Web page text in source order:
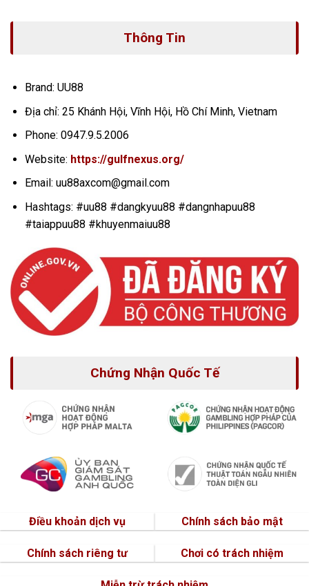
Thông Tin
Brand: UU88
Địa chỉ: 25 Khánh Hội, Vĩnh Hội, Hồ Chí Minh, Vietnam
Phone: 0947.9.5.2006
Website: https://gulfnexus.org/
Email: uu88axcom@gmail.com
Hashtags: #uu88 #dangkyuu88 #dangnhapuu88
#taiappuu88 #khuyenmaiuu88
Chứng Nhận Quốc Tế
Điều khoản dịch vụ Chính sách bảo mật
Chính sách riêng tư Chơi có trách nhiệm